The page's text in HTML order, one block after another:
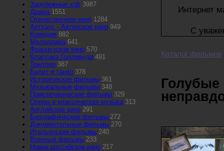
Интернет
С
Каталог фильмов
Зарубежные х/ф 3987
Драма 1551
Отечественное кино 1284
Артхаус - Авторское кино 949
Комедия 882
Мелодрама 641
Французское кино 570
Классика Голливуда 491
Триллер 387
Балет и танец 378
Исторические фильмы 361
Музыкальные фильмы 348
Приключенческие фильмы 329
Оперы и классическая музыка 313
Английское кино 291
Биографические фильмы 272
Документальные фильмы 270
Итальянские фильмы 240
Военные фильмы 233
Новое российское кино 217